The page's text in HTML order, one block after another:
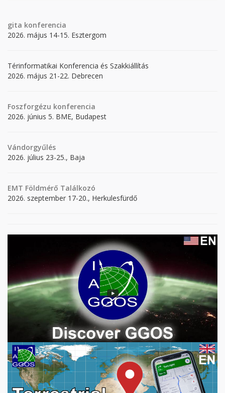
gita konferencia
2026. május 14-15. Esztergom
Térinformatikai Konferencia és Szakkiállítás
2026. május 21-22. Debrecen
Foszforgézu konferencia
2026. június 5. BME, Budapest
Vándorgyűlés
2026. július 23-25., Baja
EMT Földmérő Találkozó
2026. szeptember 17-20., Herkulesfürdő